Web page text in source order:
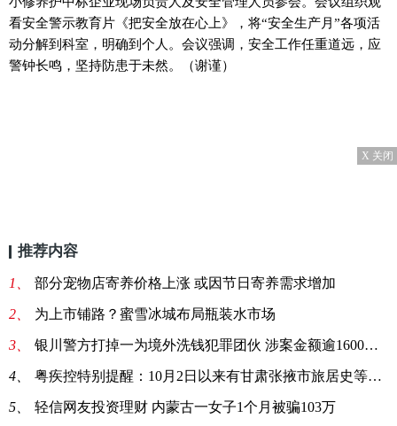
看安全警示教育片《把安全放在心上》，将“安全生产月”各项活
动分解到科室，明确到个人。会议强调，安全工作任重道远，应
警钟长鸣，坚持防患于未然。（谢谨）
X 关闭
推荐内容
1、 部分宠物店寄养价格上涨 或因节日寄养需求增加
2、 为上市铺路？蜜雪冰城布局瓶装水市场
3、 银川警方打掉一为境外洗钱犯罪团伙 涉案金额逾1600万元
4、 粤疾控特别提醒：10月2日以来有甘肃张掖市旅居史等4类人
5、 轻信网友投资理财 内蒙古一女子1个月被骗103万